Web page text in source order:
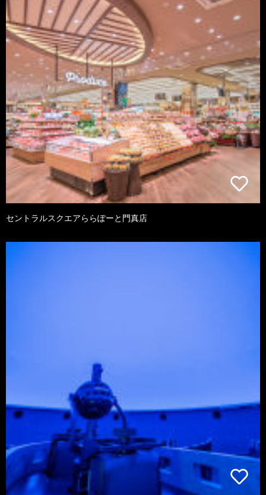
セントラルスクエアららぽーと門真店